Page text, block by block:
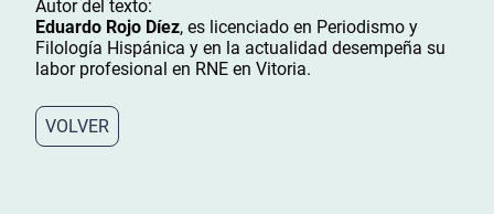
Autor del texto:
Eduardo Rojo Díez, es licenciado en Periodismo y
Filología Hispánica y en la actualidad desempeña su
labor profesional en RNE en Vitoria.
VOLVER